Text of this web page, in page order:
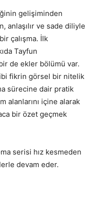
gelişiminden
anlaşılır ve sade diliyle
çalışma. İlk
Tayfun
de ekler bölümü var.
fikrin görsel bir nitelik
sürecine dair pratik
alanlarını içine alarak
bir özet geçmek
serisi hız kesmeden
devam eder.